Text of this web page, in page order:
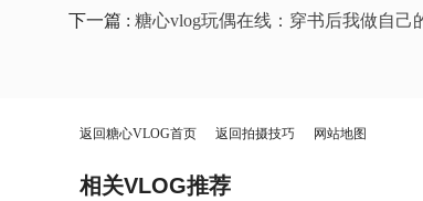
下一篇 : 糖心vlog玩偶在线：穿书后我做自己
返回糖心VLOG首页 返回拍摄技巧 网站地图
相关VLOG推荐